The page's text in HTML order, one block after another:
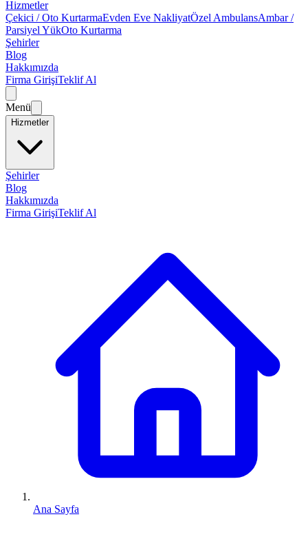
Hizmetler
Çekici / Oto KurtarmaEvden Eve NakliyatÖzel AmbulansAmbar /
Parsiyel YükOto Kurtarma
Şehirler
Blog
Hakkımızda
Firma GirişiTeklif Al
Menü
Hizmetler
Şehirler
Blog
Hakkımızda
Firma GirişiTeklif Al
Ana Sayfa